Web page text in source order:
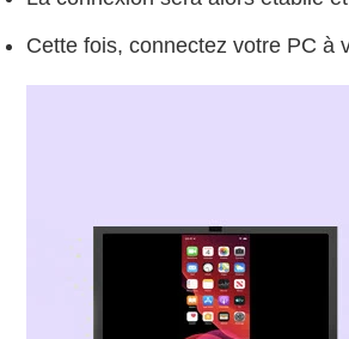
Cette fois, connectez votre PC à